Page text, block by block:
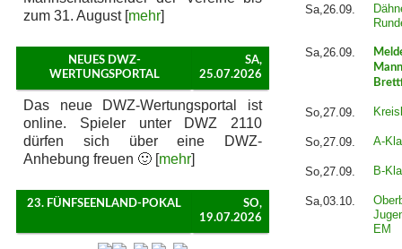
zum 31. August [mehr]
NEUES DWZ-
WERTUNGSPORTAL
SA,
25.07.2026
Das neue DWZ-Wertungsportal ist
online. Spieler unter DWZ 2110
dürfen sich über eine DWZ-
Anhebung freuen 🙂 [mehr]
23. FÜNFSEENLAND-POKAL
SO,
19.07.2026
Sa,26.09.
Sa,26.09.
So,27.09.
So,27.09. A-
So,27.09. B-
Sa,03.10.
EM